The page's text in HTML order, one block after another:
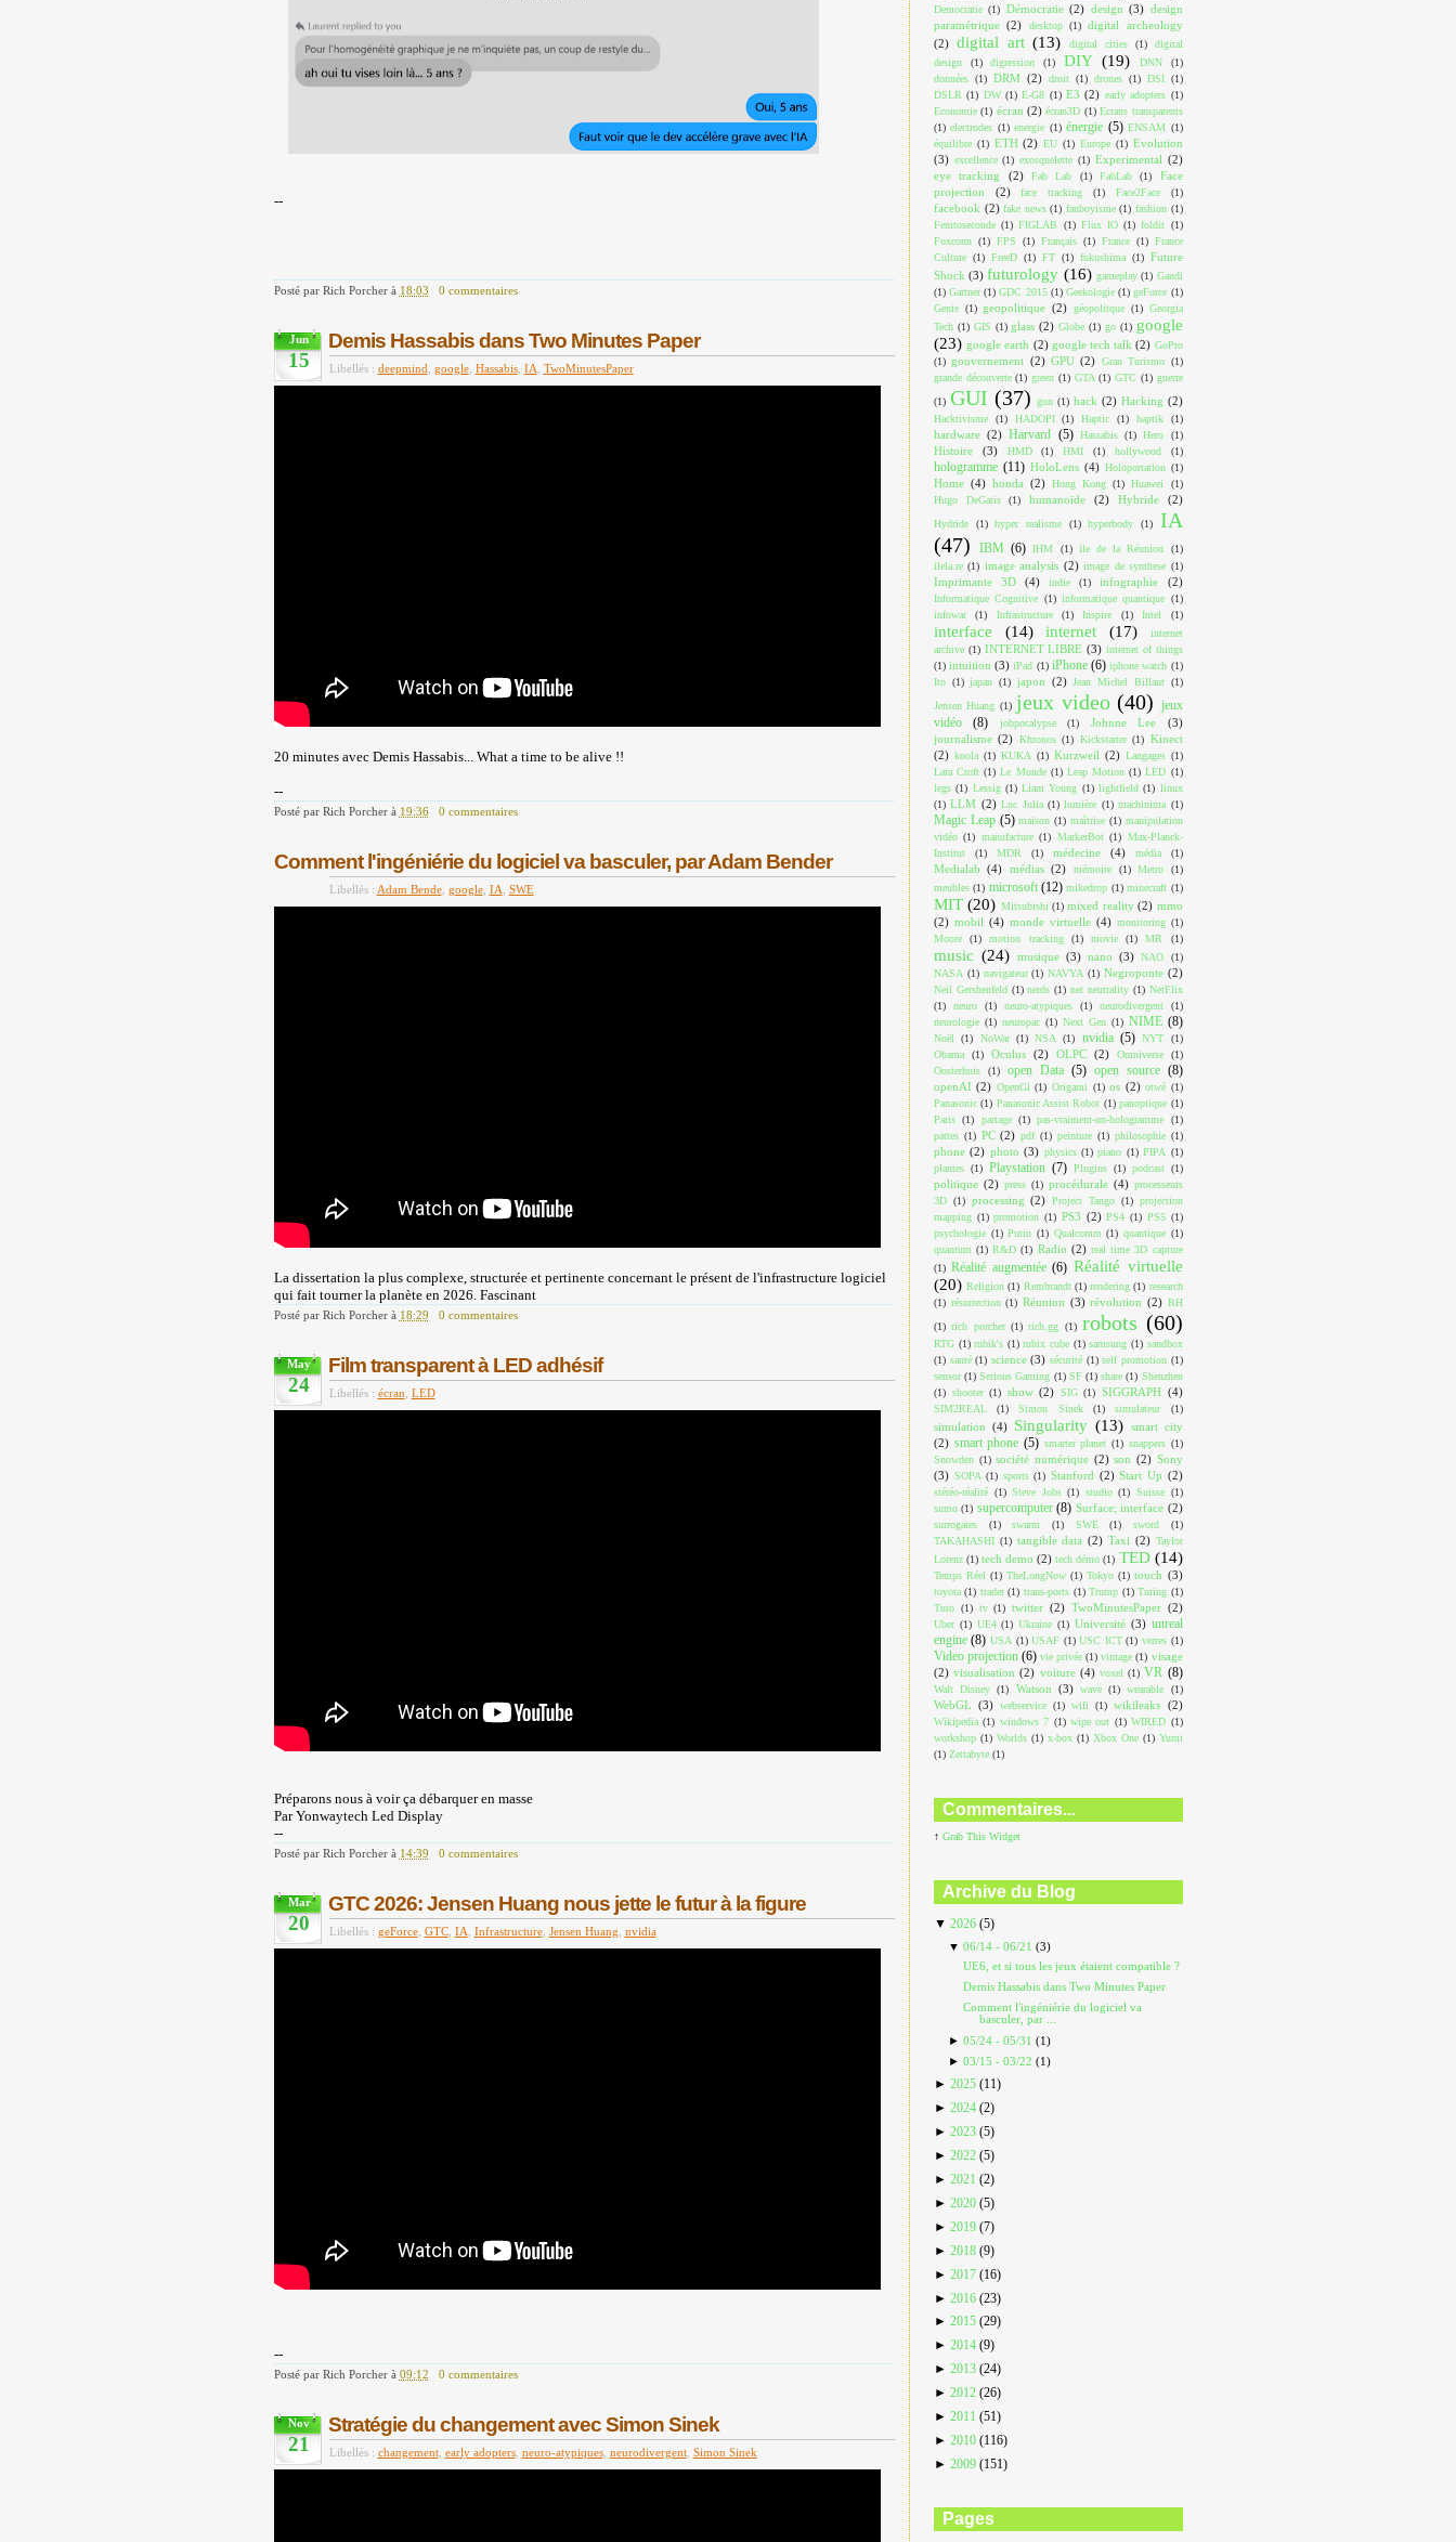
--
Posté par Rich Porcher à 18:03 0 commentaires
Jun
15
Demis Hassabis dans Two Minutes Paper
Libellés : deepmind google, Hassabis, IA TwoMinutesPaper
20 minutes avec Demis Hassabis... What a time to be alive !!
--
Posté par Rich Porcher à 19:36 0 commentaires
Comment l'ingéniérie du logiciel va basculer, par Adam Bender
Libellés : Adam Bende, google, IA SWE
La dissertation la plus complexe, structurée et pertinente concernant le présent de l'infrastructure logiciel
qui fait tourner la planète en 2026. Fascinant
Posté par Rich Porcher à 18:29 0 commentaires
May
24
Film transparent à LED adhésif
Libellés : écran LED
Préparons nous à voir ça débarquer en masse
Par Yonwaytech Led Display
--
Posté par Rich Porcher à 14:39 0 commentaires
Mar
20
GTC 2026: Jensen Huang nous jette le futur à la figure
Libellés : geForce, GTC, IA Infrastructure, Jensen Huang nvidia
--
Posté par Rich Porcher à 09:12 0 commentaires
Nov
21
Stratégie du changement avec Simon Sinek
Libellés : changement, early adopters, neuro-atypiques, neurodivergent, Simon Sinek
Democratie (1) Démocratie (2) design (3) design
paramétrique (2) desktop (1) digital archeology
(2) digital art (13) digital cities (1)
digital
design
(1) digression (1) DIY (19) DNN
(1)
données (1) DRM (2) droit (1) drones (1) DSI (1)
DSLR (1) DW (1) E-G8 (1) E3 (2) early adopters (1)
Economie (1) écran (2) écran3D (1) Ecrans transparents
(1) electrodes (1) energie (1) énergie (5) ENSAM (1)
équilibre (1) ETH (2) EU (1) Europe (1) Evolution
(3) excellence (1) exosquelette (1) Experimental (2)
eye tracking
(2) Fab Lab (1) FabLab (1)
Face
projection
(2) face tracking (1) Face2Face (1)
facebook (2) fake news (1) fanboyisme (1) fashion (1)
Femtoseconde (1) FIGLAB (1) Flux IO (1) foldit (1)
Foxconn (1) FPS (1) Français (1) France (1) France
Culture (1) FreeD (1) FT (1) fukushima (1) Future
Shock (3) futurology (16) gameplay (1) Gandi
(1) Gartner (1) GDC 2015 (1) Geekologie (1) geForce (1)
Genie (1) geopolitique (2) géopolitque (1) Georgia
Tech (1) GIS (1) glass (2) Globe (1) go (1) google
(23) google earth (2) google tech talk (2) GoPro
(1) gouvernement (2) GPU (2) Gran Turismo (1)
grande découverte (1) green (1) GTA (1) GTC (1) guerre
(1) GUI (37) gun (1) hack (2) Hacking (2)
Hacktivisme (1) HADOPI (1) Haptic (1) haptik (1)
hardware (2) Harvard (5) Hassabis (1) Hero (1)
Histoire (3) HMD (1) HMI (1) hollywood (1)
hologramme (11) HoloLens (4) Holoportation (1)
Home (4) honda (2) Hong Kong (1) Huawei
(1)
Hugo DeGaris
(1) humanoïde (2) Hybride (2)
Hydride (1) hyper realisme (1) hyperbody (1)
IA
(47)
IBM (6) IHM (1) ile de la Réunion
(1)
ilela.re (1) image analysis (2) image de synthese (1)
Imprimante 3D (4) indie (1) infographie (2)
Informatique Cognitive (1) informatique quantique (1)
infowar
(1) Infrastructure (1) Inspire (1) Intel (1)
interface (14) internet (17)
internet
archive (1) INTERNET LIBRE (3) internet of things
(1) intuition (3) iPad (1) iPhone (6) iphone watch (1)
Ito (1) japan (1) japon (2) Jean Michel Billaut (1)
Jensen Huang (1) jeux video (40) jeux
vidéo
(8) jobpocalypse (1) Johnne Lee
(3)
journalisme (2) Khronos (1) Kickstarter (1) Kinect
(2) koola (1) KUKA (1) Kurzweil (2) Langages (1)
Lara Croft (1) Le Monde (1) Leap Motion (1) LED (1)
legs (1) Lessig (1) Liam Young (1) lightfield (1) linux
(1) LLM (2) Luc Julia (1) lumière (1) machinima (1)
Magic Leap (5) maison (1) maîtrise (1) manipulation
vidéo (1) manufacture (1) MarkerBot (1) Max-Planck-
Institut
(1) MDR (1) médecine (4) média (1)
Medialab (4) médias (2) mémoire (1) Metro
(1)
meubles (1) microsoft (12) mikedrop (1) minecraft (1)
MIT (20) Mitsubishi (1) mixed reality (2) mmo
(2) mobil (4) monde virtuelle (4) monitoring (1)
Moore
(1) motion tracking (1) movie (1) MR (1)
music (24) musique (3) nano (3) NAO
(1)
NASA (1) navigateur (1) NAVYA (1) Negroponte (2)
Neil Gershenfeld (1) nerds (1) net neutrality (1) NetFlix
(1)
neuro (1) neuro-atypiques (1) neurodivergent
(1)
neurologie (1) neuropac (1) Next Gen (1) NIME (8)
Noël (1) NoWar (1) NSA (1) nvidia (5) NYT
(1)
Obama
(1) Oculus (2) OLPC (2) Omniverse
(1)
Oosterhuis
(1) open Data (5) open source (8)
openAI (2) OpenGl (1) Origami (1) os (2) otwé (1)
Panasonic (1) Panasonic Assist Robot (1) panoptique (1)
Paris (1) partage (1) pas-vraiment-un-hologramme
(1)
pattes (1) PC (2) pdf (1) peinture (1) philosophie (1)
phone (2) photo (3) physics (1) piano (1) PIPA (1)
plantes (1) Playstation (7) Plugins (1) podcast (1)
politique (2) press (1) procédurale (4) processeurs
3D (1) processing (2) Project Tango (1) projection
mapping (1) promotion (1) PS3 (2) PS4 (1) PS5 (1)
psychologie (1) Putin (1) Qualcomm (1) quantique (1)
quantum (1) R&D (1) Radio (2) real time 3D capture
(1) Réalité augmentée (6) Réalité virtuelle
(20) Religion (1) Rembrandt (1) rendering (1) research
(1) résurrection (1) Réunion (3) révolution (2) RH
(1) rich porcher (1) rich.gg (1) robots (60)
RTG (1) rubik's (1) rubix cube (1) samsung (1) sandbox
(1) santé (1) science (3) sécurité (1) self promotion (1)
sensor (1) Serious Gaming (1) SF (1) share (1) Shenzhen
(1) shooter (1) show (2) SIG (1) SIGGRAPH (4)
SIM2REAL (1) Simon Sinek (1) simulateur (1)
simulation (4) Singularity (13)
smart city
(2) smart phone (5) smarter planet (1) snappers (1)
Snowden (1) société numérique (2) son (2) Sony
(3) SOPA (1) sports (1) Stanford (2) Start Up (2)
stéréo-réalité (1) Steve Jobs (1) studio (1) Suisse (1)
sumo (1) supercomputer (8) Surface; interface (2)
surrogates (1) swarm (1) SWE (1) sword
(1)
TAKAHASHI (1) tangible data (2) Taxi (2) Taylor
Lorenz (1) tech demo (2) tech démo (1) TED (14)
Temps Réel (1) TheLongNow (1) Tokyo (1) touch (3)
toyota (1) trader (1) trans-ports (1) Trump (1) Turing (1)
Tuto (1) tv (1) twitter (2) TwoMinutesPaper (2)
Uber (1) UE4 (1) Ukraine (1) Université (3) unreal
engine (8) USA (1) USAF (1) USC ICT (1) verres (1)
Video projection (6) vie privée (1) vintage (1) visage
(2) visualisation (2) voiture (4) voxel (1) VR (8)
Walt Disney (1) Watson (3) wave (1) wearable (1)
WebGL (3) webservice (1) wifi (1) wikileaks (2)
Wikipedia (1) windows 7 (1) wipe out (1) WIRED (1)
workshop (1) Worlds (1) x-box (1) Xbox One (1) Yumi
(1) Zettabyte (1)
Commentaires...
↑ Grab This Widget
Archive du Blog
▼ 2026 (5)
▼06/14 - 06/21(3)
UE6, et si tous les jeux étaient compatible ?
Demis Hassabis dans Two Minutes Paper
Comment l'ingéniérie du logiciel va
basculer, par ...
►05/24 - 05/31(1)
►03/15 - 03/22(1)
► 2025 (11)
► 2024 (2)
► 2023 (5)
► 2022 (5)
► 2021 (2)
► 2020 (5)
► 2019 (7)
► 2018 (9)
► 2017 (16)
► 2016 (23)
► 2015 (29)
► 2014 (9)
► 2013 (24)
► 2012 (26)
► 2011 (51)
► 2010 (116)
► 2009 (151)
Pages